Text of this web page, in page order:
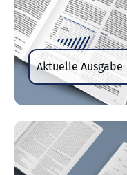
Aktuelle Ausgabe